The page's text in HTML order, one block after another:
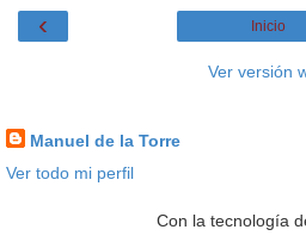
‹ Inicio
Ver versión
Manuel de la Torre
Ver todo mi perfil
Con la tecnología